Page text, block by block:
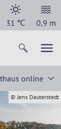
31 ℃ 0,9 m
online
© Jens Dauterstedt